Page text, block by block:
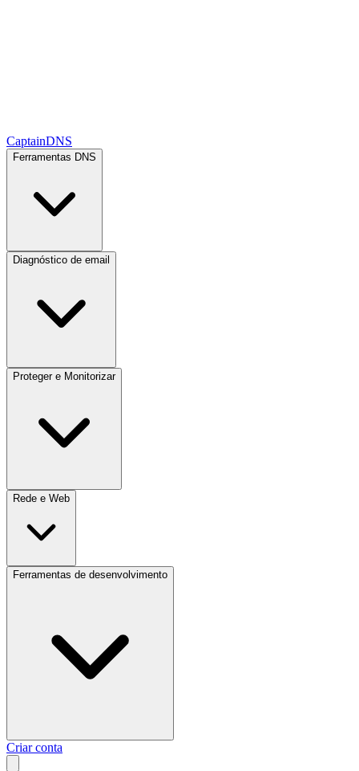
CaptainDNS
Ferramentas DNS
Diagnóstico de email
Proteger e Monitorizar
Rede e Web
Ferramentas de desenvolvimento
Criar conta